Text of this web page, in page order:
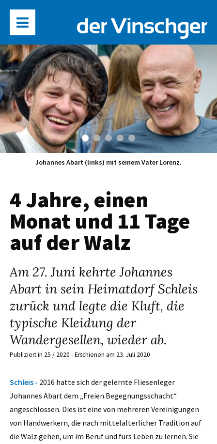
Johannes Abart (links) mit seinem Vater Lorenz.
4 Jahre, einen
Monat und 11 Tage
auf der Walz
Am 27. Juni kehrte Johannes
Abart in sein Heimatdorf Schleis
zurück und legte die Kluft, die
typische Kleidung der
Wandergesellen, wieder ab.
Publiziert in 25 / 2020 - Erschienen am 23. Juli 2020
Schleis - 2016 hatte sich der gelernte Fliesenleger
Johannes Abart dem „Freien Begegnungsschacht“
angeschlossen. Dies ist eine von mehreren Vereinigungen
von Handwerkern, die nach mittelalterlicher Tradition auf
die Walz gehen, um im Beruf und fürs Leben zu lernen. Sie